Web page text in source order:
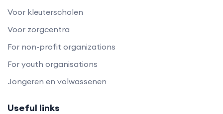
Voor kleuterscholen
Voor zorgcentra
For non-profit organizations
For youth organisations
Jongeren en volwassenen
Useful links